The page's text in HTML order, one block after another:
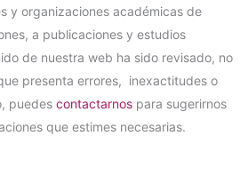
y organizaciones académicas de
a publicaciones y estudios
de nuestra web ha sido revisado, no
presenta errores, inexactitudes o
puedes contactarnos para sugerirnos
que estimes necesarias.